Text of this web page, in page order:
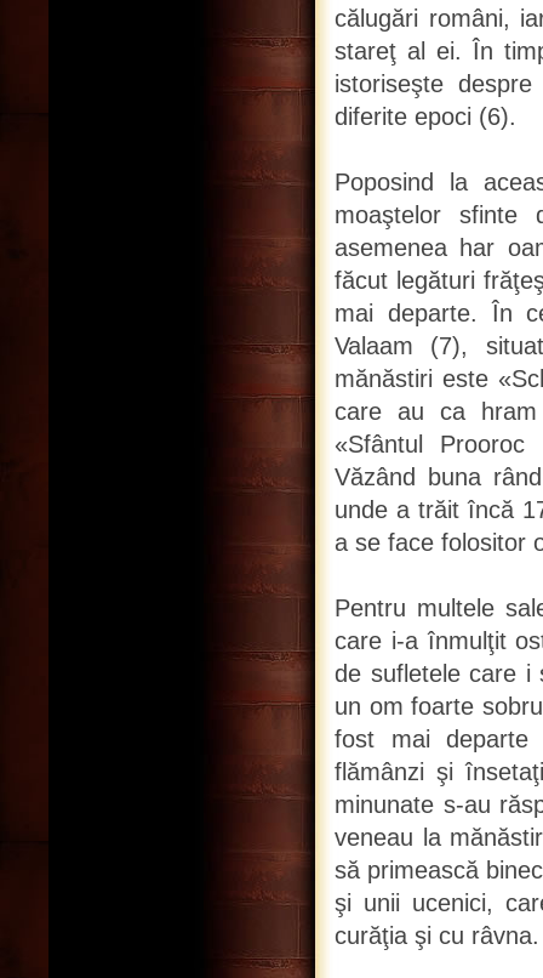
călugări români,
stareţ al ei. În
istoriseşte
diferite epoci (6).
Poposind la
moaştelor sfinte
asemenea har
făcut legături
mai departe. În
Valaam (7),
mănăstiri este
care au ca hram
«Sfântul
Văzând buna
unde a trăit încă
a se face folositor
Pentru multele
care i-a înmulţit
de sufletele care i
un om foarte
fost mai departe
flămânzi şi
minunate s-au
veneau la
să primească
şi unii ucenici,
curăţia şi cu râvna.